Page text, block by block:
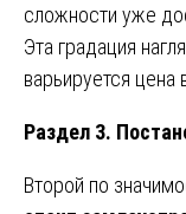
сложности уже
Эта градация
варьируется цена
Раздел 3.
Второй по